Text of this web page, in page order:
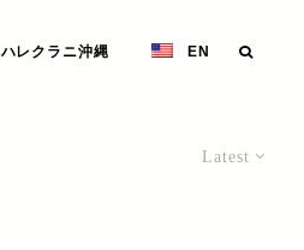
ハレクラニ沖縄 EN
Latest